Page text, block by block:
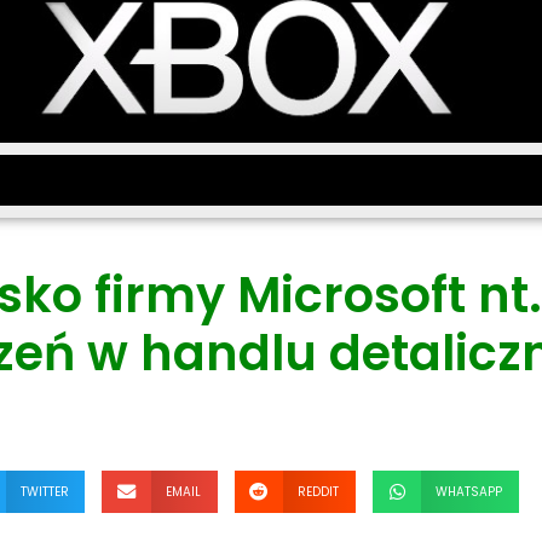
firmy Microsoft nt.
w handlu
TWITTER EMAIL REDDIT WHATSAPP